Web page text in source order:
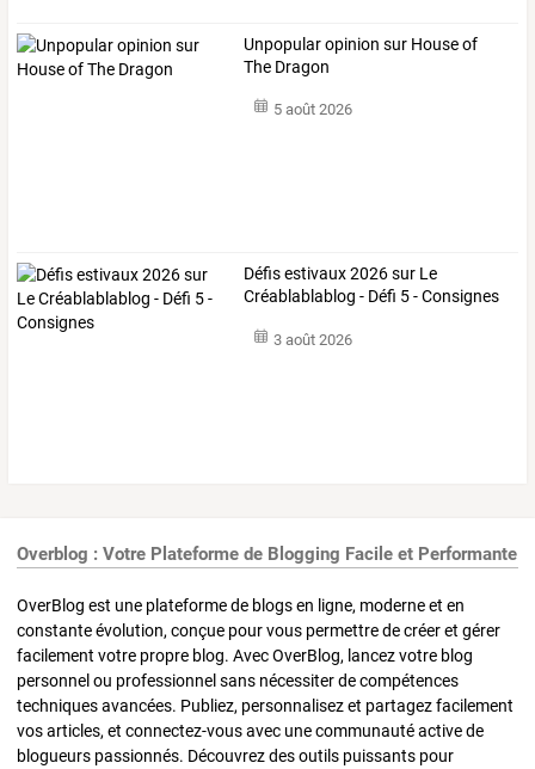
Unpopular opinion sur House of
The Dragon
5 août 2026
Défis estivaux 2026 sur Le
Créablablablog - Défi 5 - Consignes
3 août 2026
Overblog : Votre Plateforme de Blogging Facile et Performante
OverBlog est une plateforme de blogs en ligne, moderne et en
constante évolution, conçue pour vous permettre de créer et gérer
facilement votre propre blog. Avec OverBlog, lancez votre blog
personnel ou professionnel sans nécessiter de compétences
techniques avancées. Publiez, personnalisez et partagez facilement
vos articles, et connectez-vous avec une communauté active de
blogueurs passionnés. Découvrez des outils puissants pour